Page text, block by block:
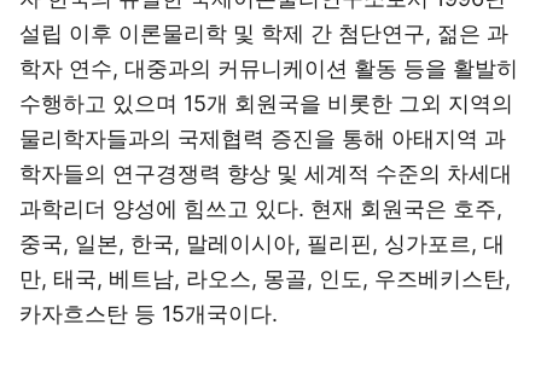
설립 이후 이론물리학 및 학제 간 첨단연구, 젊은 과
학자 연수, 대중과의 커뮤니케이션 활동 등을 활발히
수행하고 있으며 15개 회원국을 비롯한 그외 지역의
물리학자들과의 국제협력 증진을 통해 아태지역 과
학자들의 연구경쟁력 향상 및 세계적 수준의 차세대
과학리더 양성에 힘쓰고 있다. 현재 회원국은 호주,
중국, 일본, 한국, 말레이시아, 필리핀, 싱가포르, 대
만, 태국, 베트남, 라오스, 몽골, 인도, 우즈베키스탄,
카자흐스탄 등 15개국이다.